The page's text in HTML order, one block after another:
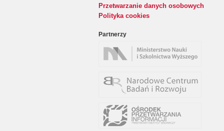
Przetwarzanie danych osobowych
Polityka cookies
Partnerzy